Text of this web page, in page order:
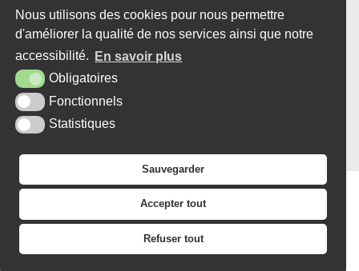
Nous utilisons des cookies pour nous permettre
d'améliorer la qualité de nos services ainsi que notre
accessibilité.
En savoir plus
Obligatoires
Fonctionnels
Statistiques
Sauvegarder
Accepter tout
Refuser tout
2 place du Général de Gaulle - BP35
76560 DOUDEVILLE
Tél. : 02 35 95 07 25